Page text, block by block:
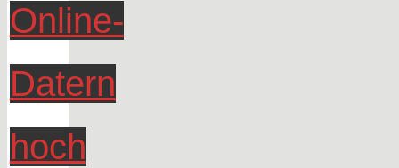
Online-
Datern
hoch